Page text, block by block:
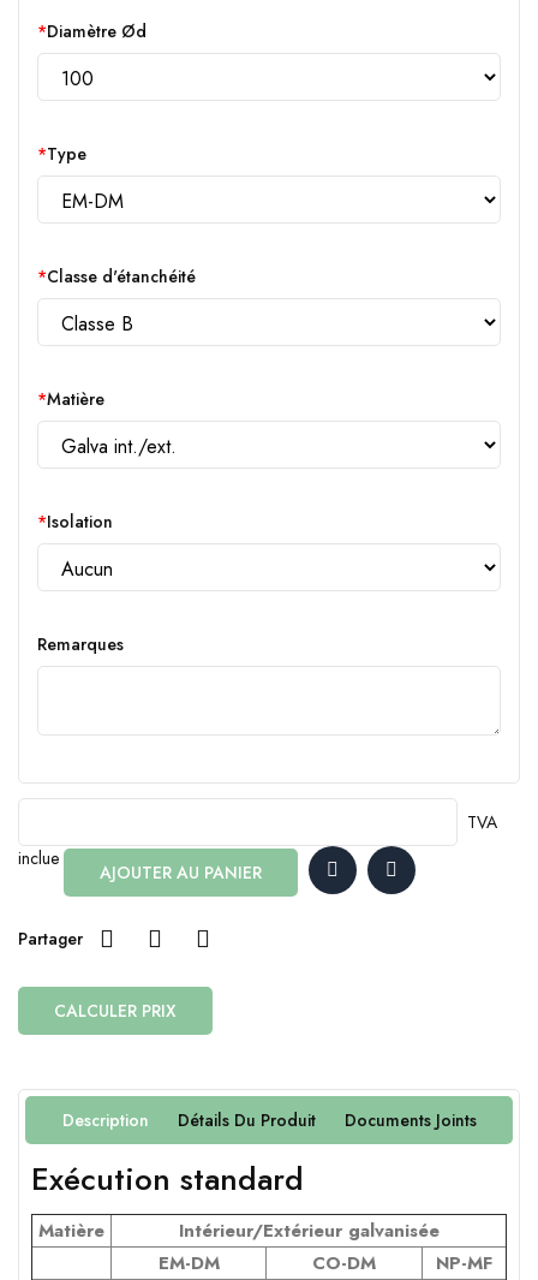
Diamètre Ød
Type
Classe d'étanchéité
Matière
Isolation
Remarques
TVA
inclue
AJOUTER AU PANIER
Partager
CALCULER PRIX
Description Détails Du Produit Documents Joints
Exécution standard
Matière Intérieur/Extérieur galvanisée
EM-DM
CO-DM
NP-MF